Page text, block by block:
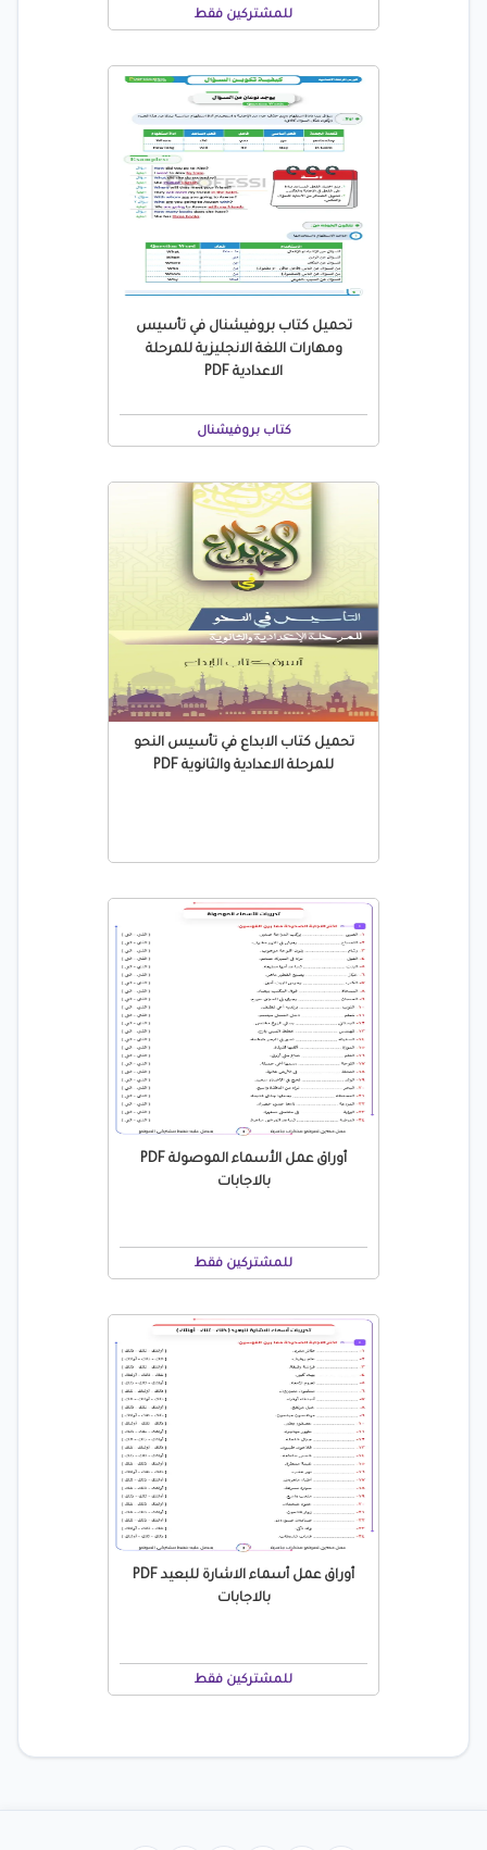
للمشتركين فقط
تحميل كتاب بروفيشنال في تأسيس
ومهارات اللغة الانجليزية للمرحلة
الاعدادية PDF
كتاب بروفيشنال
تحميل كتاب الابداع في تأسيس النحو
للمرحلة الاعدادية والثانوية PDF
أوراق عمل الأسماء الموصولة PDF
بالاجابات
للمشتركين فقط
أوراق عمل أسماء الاشارة للبعيد PDF
بالاجابات
للمشتركين فقط